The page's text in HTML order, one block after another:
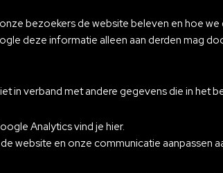
bezoekers de website beleven en hoe
deze informatie alleen aan derden mag
in verband met andere gegevens die in het
Analytics vind je hier.
website en onze communicatie aanpassen